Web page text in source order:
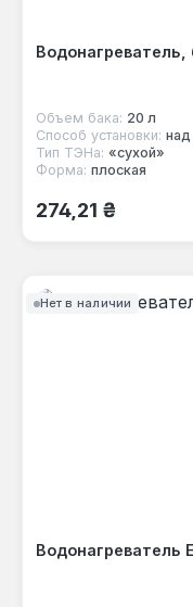
Объем бака: 20 л
Способ установки:
Тип ТЭНа: «сухой»
Форма: плоская
Обычная цена:
274,21 ₴
Нет в наличии
Водонагреватель